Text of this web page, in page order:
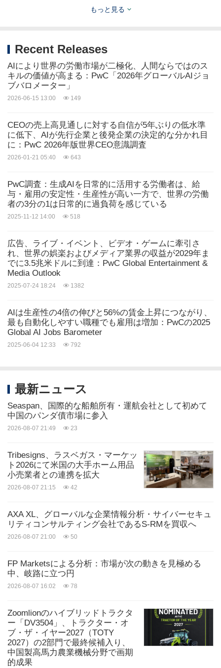
ンバーファームの1つ以上を指し、それぞれが別個
の法人です。 詳細については、www.pwc.com /
structureを参照してください。
© 2021 PwC. 不許複製・禁無断転載.
ロ
_Logo.jpg?p=medium600
ソース: PwC
シェアする:
もっと見る
Recent Releases
AIにより世界の労働市場が二極化、人間ならではのス
キルの価値が高まる：PwC「2026年グローバルAIジョ
ブバロメーター」
2026-06-15 13:00 149
CEOの売上高見通しに対する自信が5年ぶりの低水準
に低下、AIが先行企業と後発企業の決定的な分かれ目
に：PwC 2026年版世界CEO意識調査
2026-01-21 05:40 643
PwC調査：生成AIを日常的に活用する労働者は、給
与・雇用の安定性・生産性が高い一方で、世界の労働
者の3分の1は日常的に過負荷を感じている
2025-11-12 14:00 518
広告、ライブ・イベント、ビデオ・ゲームに牽引さ
れ、世界の娯楽およびメディア業界の収益が2029年ま
でに3.5兆米ドルに到達：PwC Global Entertainment &
Media Outlook
2025-07-24 18:24 1382
AIは生産性の4倍の伸びと56%の賃金上昇につながり、
最も自動化しやすい職種でも雇用は増加：PwCの2025
Global AI Jobs Barometer
2025-06-04 12:33 792
最新ニュース
Seaspan、国際的な船舶所有・運航会社として初めて
中国のパンダ債市場に参入
2026-08-07 21:49 23
Tribesigns、ラスベガス・マーケッ
ト2026にて米国の大手ホーム用品
小売業者との連携を拡大
2026-08-07 21:15 42
AXA XL、グローバルな企業情報分析・サイバーセキュ
リティコンサルティング会社であるS-RMを買収へ
2026-08-07 21:00 50
FP Marketsによる分析：市場が次の動きを見極める
中、岐路に立つ円
2026-08-07 16:02 78
Zoomlionのハイブリッドトラクタ
ー「DV3504」、トラクター・オ
ブ・ザ・イヤー2027（TOTY
2027）の2部門で最終候補入り、
中国製高馬力農業機械分野で画期
的成果